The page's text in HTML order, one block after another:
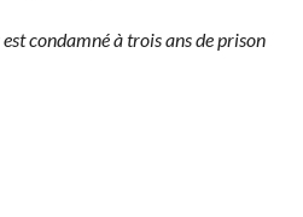
condamné à trois ans de prison